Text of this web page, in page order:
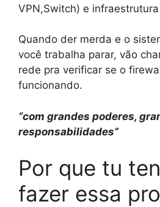
VPN,Switch) e
Quando der merda e o
você trabalha parar, vão
rede pra verificar se o
funcionando.
“com grandes poderes,
responsabilidades”
Por que tu
fazer essa